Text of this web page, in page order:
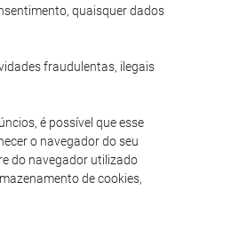
quaisquer dados
fraudulentas, ilegais
é possível que esse
o navegador do seu
do navegador utilizado
de cookies,